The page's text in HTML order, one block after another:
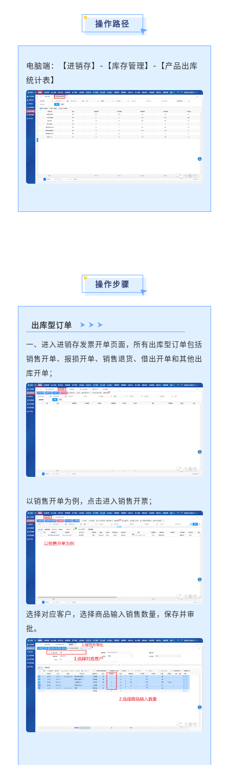
操作路径
电脑端：【进销存】-【库存管理】-【产品出库
统计表】
操作步骤
出库型订单
一、进入进销存发票开单页面，所有出库型订单包括
销售开单、报损开单、销售退货、借出开单和其他出
库开单；
以销售开单为例，点击进入销售开票；
选择对应客户，选择商品输入销售数量，保存并审
批。